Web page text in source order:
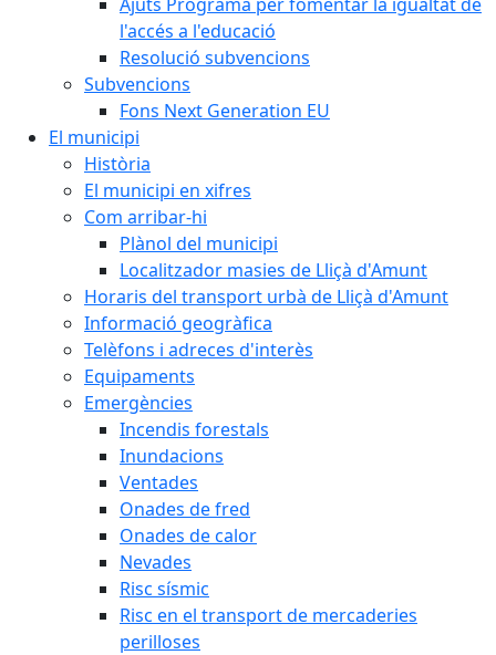
l'accés a l'educació
Resolució subvencions
Subvencions
Fons Next Generation EU
El municipi
Història
El municipi en xifres
Com arribar-hi
Plànol del municipi
Localitzador masies de Lliçà d'Amunt
Horaris del transport urbà de Lliçà d'Amunt
Informació geogràfica
Telèfons i adreces d'interès
Equipaments
Emergències
Incendis forestals
Inundacions
Ventades
Onades de fred
Onades de calor
Nevades
Risc sísmic
Risc en el transport de mercaderies
perilloses